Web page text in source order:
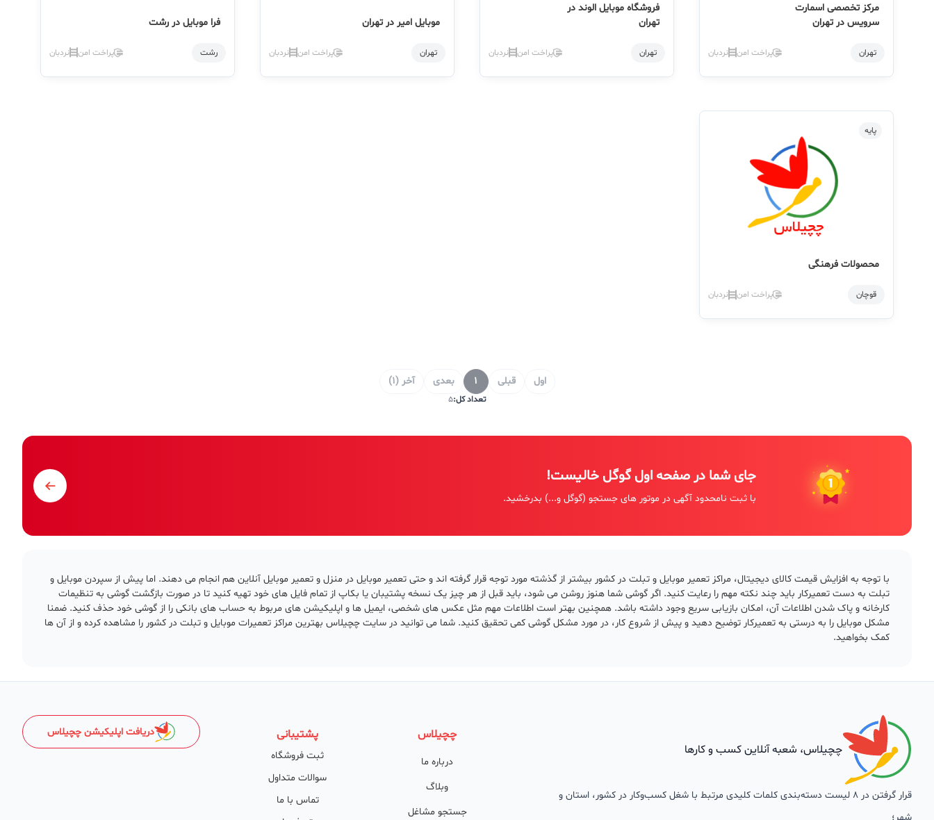
مرکز تخصصی اسمارت
سرویس در تهران
تهران پراخت امن نردبان
فروشگاه موبایل الوند در
تهران
تهران پراخت امن نردبان
موبایل امیر در تهران
تهران پراخت امن نردبان
فرا موبایل در رشت
رشت پراخت امن نردبان
پایه
محصولات فرهنگی
قوچان پراخت امن نردبان
اول قبلی 1 بعدی آخر (1)
تعداد کل:5
جای شما در صفحه اول گوگل خالیست!
با ثبت نامحدود آگهی در موتور های جستجو (گوگل و...) بدرخشید.
با توجه به افزایش قیمت کالای دیجیتال، مراکز تعمیر موبایل و تبلت در کشور بیشتر از گذشته مورد توجه قرار گرفته اند و حتی تعمیر موبایل در منزل و تعمیر موبایل آنلاین هم انجام می دهند. اما پیش از سپردن موبایل و
تبلت به دست تعمیرکار باید چند نکته مهم را رعایت کنید. اگر گوشی شما هنوز روشن می شود، باید قبل از هر چیز یک نسخه پشتیبان یا بکاپ از تمام فایل های خود تهیه کنید تا در صورت بازگشت گوشی به تنظیمات
کارخانه و پاک شدن اطلاعات آن، امکان بازیابی سریع وجود داشته باشد. همچنین بهتر است اطلاعات مهم مثل عکس های شخصی، ایمیل ها و اپلیکیشن های مربوط به حساب های بانکی را از گوشی خود حذف کنید. ضمنا
مشکل موبایل را به درستی به تعمیرکار توضیح دهید و پیش از شروع کار، در مورد مشکل گوشی کمی تحقیق کنید. شما می توانید در سایت چچیلاس بهترین مراکز تعمیرات موبایل و تبلت در کشور را مشاهده کرده و از آن ها
کمک بخواهید.
چچیلاس، شعبه آنلاین کسب و کارها
قرار گرفتن در 8 لیست دسته‌بندی کلمات کلیدی مرتبط با شغل کسب‌وکار در کشور، استان و
چچیلاس
درباره ما
وبلاگ
جستجو مشاغل
پشتیبانی
ثبت فروشگاه
سوالات متداول
تماس با ما
دریافت اپلیکیشن چچیلاس